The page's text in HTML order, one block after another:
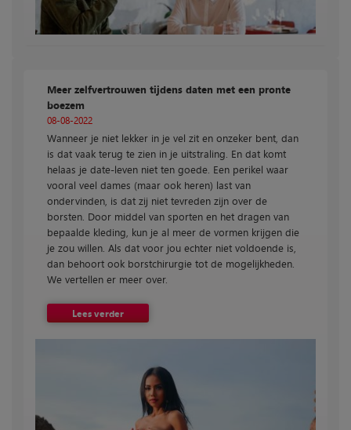
Meer zelfvertrouwen tijdens daten met een pronte
boezem
08-08-2022
Wanneer je niet lekker in je vel zit en onzeker bent, dan
is dat vaak terug te zien in je uitstraling. En dat komt
helaas je date-leven niet ten goede. Een perikel waar
vooral veel dames (maar ook heren) last van
ondervinden, is dat zij niet tevreden zijn over de
borsten. Door middel van sporten en het dragen van
bepaalde kleding, kun je al meer de vormen krijgen die
je zou willen. Als dat voor jou echter niet voldoende is,
dan behoort ook borstchirurgie tot de mogelijkheden.
We vertellen er meer over.
Lees verder